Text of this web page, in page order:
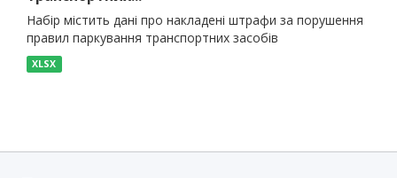
Набір містить дані про накладені штрафи за порушення
правил паркування транспортних засобів
XLSX